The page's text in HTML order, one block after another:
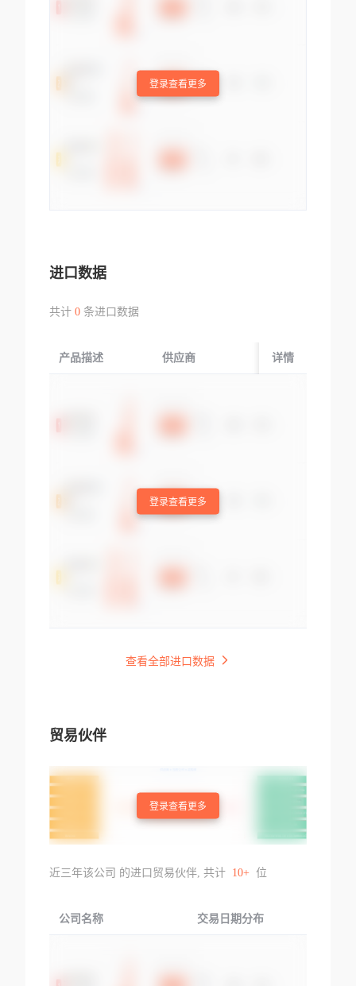
登录查看更多
进口数据
共计 0条进口数据
产品描述 供应商 起运国/地区
详情
登录查看更多
查看全部进口数据
贸易伙伴
登录查看更多
近三年该公司 的进口贸易伙伴, 共计 10+ 位
公司名称 交易日期分布